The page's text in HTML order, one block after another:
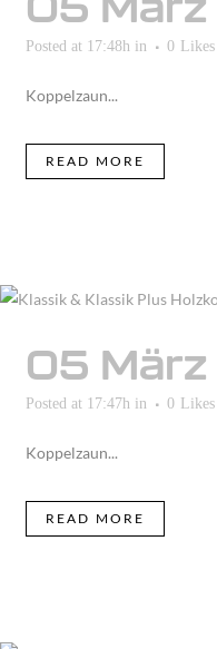
Posted at 17:48h in 0 Likes
Koppelzaun...
READ MORE
05 März
Posted at 17:47h in 0 Likes
Koppelzaun...
READ MORE